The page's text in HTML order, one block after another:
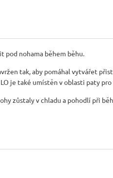
pod nohama během běhu.
tak, aby pomáhal vytvářet
je také umístěn v oblasti paty
zůstaly v chladu a pohodlí při